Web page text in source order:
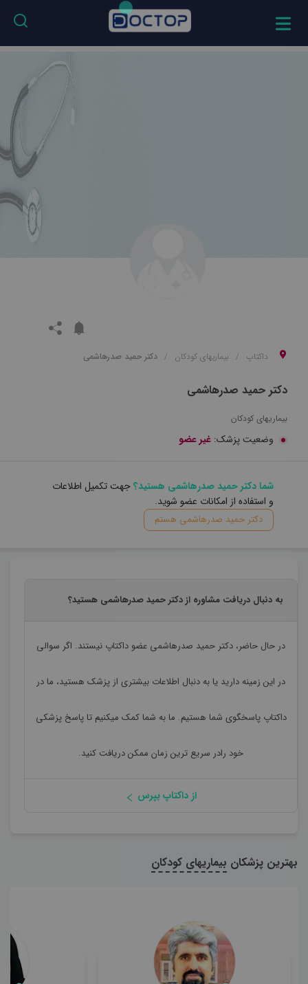
داکتاپ بیماریهای کودکان دکتر حمید صدرهاشمی
دکتر حمید صدرهاشمی
بیماریهای کودکان
وضعیت پزشک: غیر عضو
شما دکتر حمید صدرهاشمی هستید؟جهت تکمیل اطلاعات
و استفاده از امکانات عضو شوید.
دکتر حمید صدرهاشمی هستم
به دنبال دریافت مشاوره از دکتر حمید صدرهاشمی هستید؟
در حال حاضر، دکتر حمید صدرهاشمی عضو داکتاپ نیستند. اگر سوالی
در این زمینه دارید یا به دنبال اطلاعات بیشتری از پزشک هستید، ما در
داکتاپ پاسخگوی شما هستیم. ما به شما کمک میکنیم تا پاسخ پزشکی
خود رادر سریع ترین زمان ممکن دریافت کنید.
از داکتاپ بپرس
بهترین پزشکان بیماریهای کودکان